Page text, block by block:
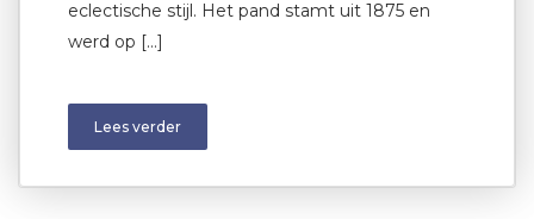
eclectische stijl. Het pand stamt uit 1875 en
werd op […]
Lees verder